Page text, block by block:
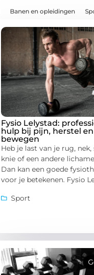
Banen en opleidingen
Fysio Lelystad:
hulp bij pijn, herstel
bewegen
Heb je last van je rug, nek,
knie of een andere
Dan kan een goede
voor je betekenen. Fysio
Sport